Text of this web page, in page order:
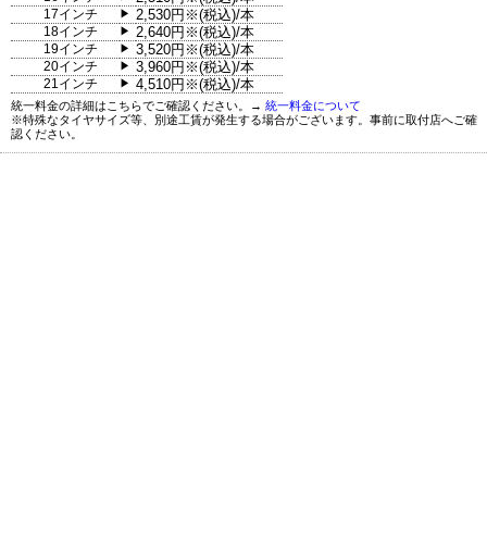
17インチ ▶ 2,530円※(税込)/本
18インチ ▶ 2,640円※(税込)/本
19インチ ▶ 3,520円※(税込)/本
20インチ ▶ 3,960円※(税込)/本
21インチ ▶ 4,510円※(税込)/本
統一料金の詳細はこちらでご確認ください。→ 統一料金について
※特殊なタイヤサイズ等、別途工賃が発生する場合がございます。事前に取付店へご確
認ください。